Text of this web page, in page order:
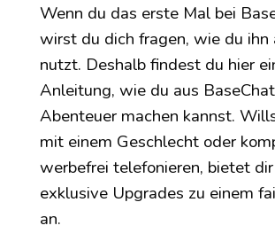
Wenn du das erste Mal bei
wirst du dich fragen, wie du ihn
nutzt. Deshalb findest du hier
Anleitung, wie du aus
Abenteuer machen kannst.
mit einem Geschlecht oder
werbefrei telefonieren, bietet
exklusive Upgrades zu einem
an.